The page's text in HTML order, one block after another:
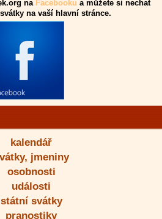
na Facebooku a můžete si nechat
na vaší hlavní stránce.
kalendář
jmeniny
osobnosti
události
státní svátky
pranostiky